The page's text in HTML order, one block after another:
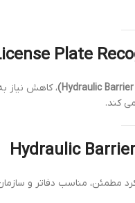
، کاهش نیاز
کند.
مطمئن، مناسب دفاتر و